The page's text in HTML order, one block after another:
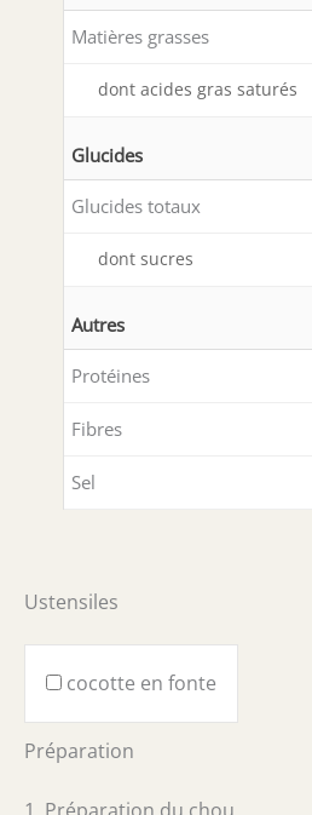
Matières grasses
dont acides gras saturés
Glucides
Glucides totaux
dont sucres
Autres
Protéines
Fibres
Sel
Ustensiles
cocotte en fonte
Préparation